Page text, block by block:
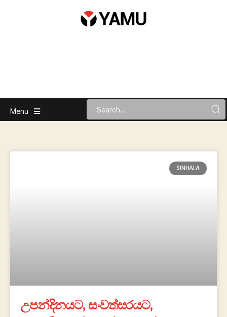
Menu
SINHALA
උපන්දිනයට, සංවත්සරයට,